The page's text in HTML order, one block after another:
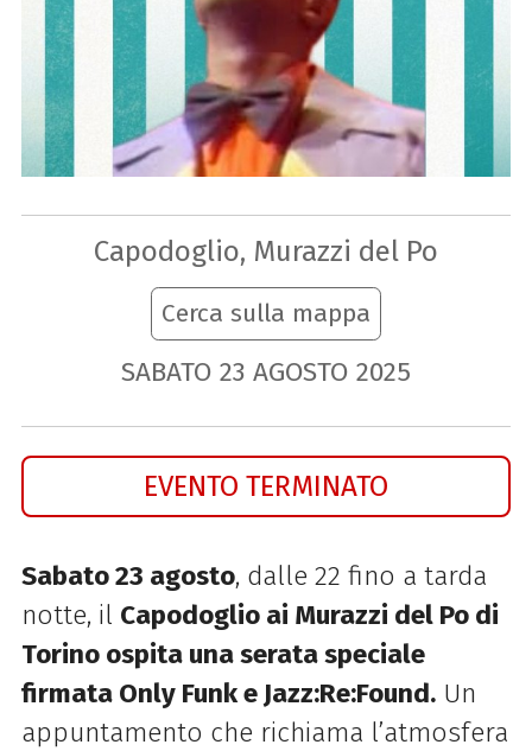
Capodoglio, Murazzi del Po
Cerca sulla mappa
SABATO 23 AGOSTO 2025
EVENTO TERMINATO
Sabato 23 agosto, dalle 22 fino a tarda
notte, il Capodoglio ai Murazzi del Po di
Torino ospita una serata speciale
firmata Only Funk e Jazz:Re:Found.Un
appuntamento che richiama l’atmosfera